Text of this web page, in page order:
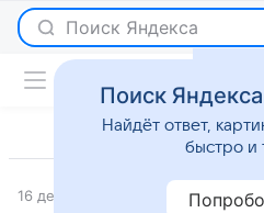
Поиск Яндекса
16 декабря 2025 Леди Mail
Поиск
Найдёт ответ,
быстро и